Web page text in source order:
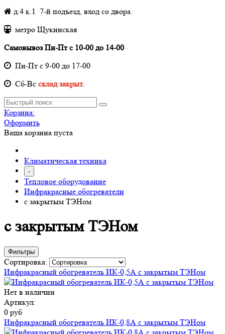
д.4 к.1 7-й подъезд, вход со двора.
метро Щукинская
Самовывоз Пн-Пт с 10-00 до 14-00
Пн-Пт с 9-00 до 17-00
Cб-Вс склад закрыт.
Корзина:
Оформить
Ваша корзина пуста
Климатическая техника
-
Тепловое оборудование
Инфракрасные обогреватели
с закрытым ТЭНом
с закрытым ТЭНом
Фильтры
Сортировка:
Инфракрасный обогреватель ИК-0,5А с закрытым ТЭНом
Нет в наличии
Артикул:
0 руб
Инфракрасный обогреватель ИК-0,8А с закрытым ТЭНом